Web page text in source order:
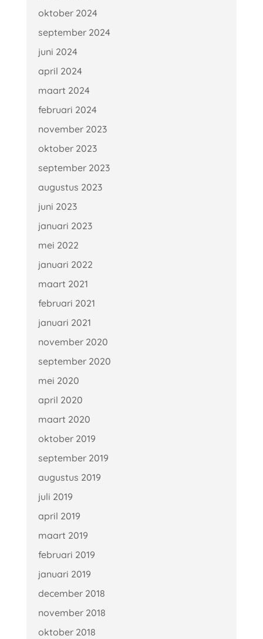
oktober 2024
september 2024
juni 2024
april 2024
maart 2024
februari 2024
november 2023
oktober 2023
september 2023
augustus 2023
juni 2023
januari 2023
mei 2022
januari 2022
maart 2021
februari 2021
januari 2021
november 2020
september 2020
mei 2020
april 2020
maart 2020
oktober 2019
september 2019
augustus 2019
juli 2019
april 2019
maart 2019
februari 2019
januari 2019
december 2018
november 2018
oktober 2018